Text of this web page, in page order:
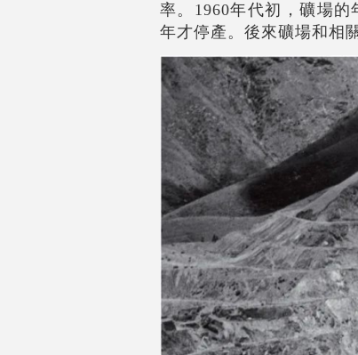
率。1960年代初，礦場
年才停產。後來礦場和相